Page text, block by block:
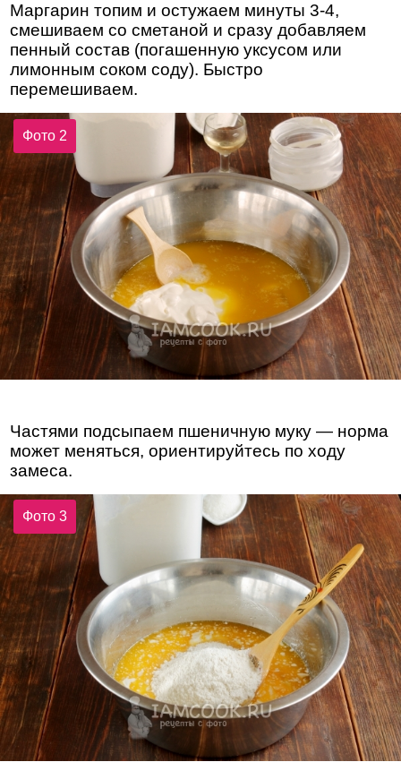
Маргарин топим и остужаем минуты 3-4,
смешиваем со сметаной и сразу добавляем
пенный состав (погашенную уксусом или
лимонным соком соду). Быстро
перемешиваем.
Фото 2
Частями подсыпаем пшеничную муку — норма
может меняться, ориентируйтесь по ходу
замеса.
Фото 3